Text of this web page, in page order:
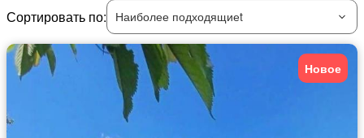
Сортировать по:
Наиболее подходящиеt
Новое